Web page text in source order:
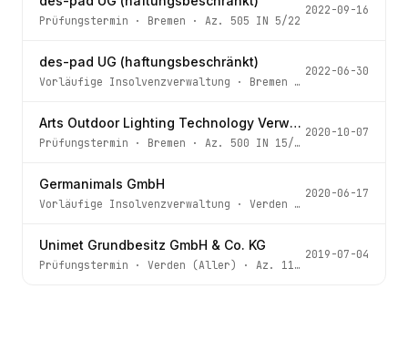
Prüfungstermin · Bremen · Az. 505 IN 5/22
2022-09-16
des-pad UG (haftungsbeschränkt)
Vorläufige Insolvenzverwaltung · Bremen
2022-06-30
Arts Outdoor Lighting Technology Verwaltungs GmbH
Prüfungstermin · Bremen · Az. 500 IN 15/20
2020-10-07
Germanimals GmbH
Vorläufige Insolvenzverwaltung · Verden (Aller)
2020-06-17
Unimet Grundbesitz GmbH & Co. KG
Prüfungstermin · Verden (Aller) · Az. 11 IN 44/19
2019-07-04